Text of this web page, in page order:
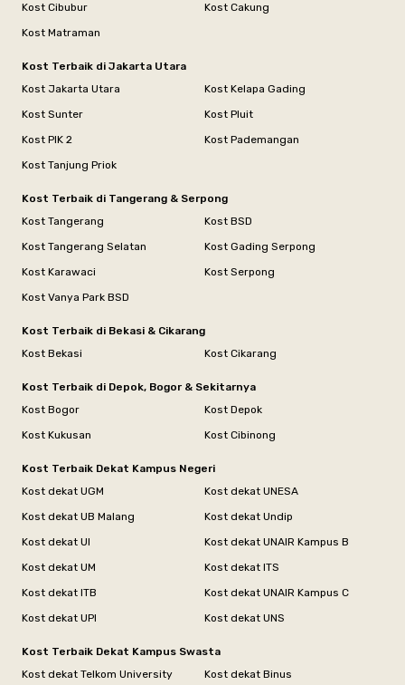
Kost Cibubur
Kost Cakung
Kost Matraman
Kost Terbaik di Jakarta Utara
Kost Jakarta Utara
Kost Kelapa Gading
Kost Sunter
Kost Pluit
Kost PIK 2
Kost Pademangan
Kost Tanjung Priok
Kost Terbaik di Tangerang & Serpong
Kost Tangerang
Kost BSD
Kost Tangerang Selatan
Kost Gading Serpong
Kost Karawaci
Kost Serpong
Kost Vanya Park BSD
Kost Terbaik di Bekasi & Cikarang
Kost Bekasi
Kost Cikarang
Kost Terbaik di Depok, Bogor & Sekitarnya
Kost Bogor
Kost Depok
Kost Kukusan
Kost Cibinong
Kost Terbaik Dekat Kampus Negeri
Kost dekat UGM
Kost dekat UNESA
Kost dekat UB Malang
Kost dekat Undip
Kost dekat UI
Kost dekat UNAIR Kampus B
Kost dekat UM
Kost dekat ITS
Kost dekat ITB
Kost dekat UNAIR Kampus C
Kost dekat UPI
Kost dekat UNS
Kost Terbaik Dekat Kampus Swasta
Kost dekat Telkom University
Kost dekat Binus